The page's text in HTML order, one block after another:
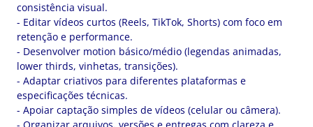
consistência visual.
- Editar vídeos curtos (Reels, TikTok, Shorts) com foco em
retenção e performance.
- Desenvolver motion básico/médio (legendas animadas,
lower thirds, vinhetas, transições).
- Adaptar criativos para diferentes plataformas e
especificações técnicas.
- Apoiar captação simples de vídeos (celular ou câmera).